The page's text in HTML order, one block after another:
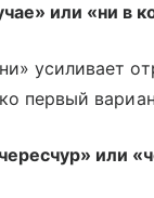
или «ни в
усиливает
первый
или